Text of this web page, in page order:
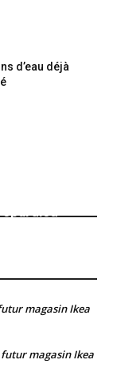
d’eau déjà
le
magasin Ikea
magasin Ikea